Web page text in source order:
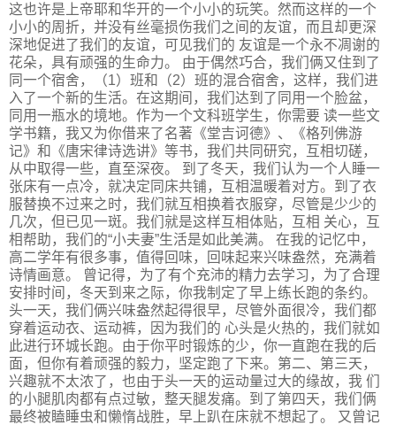
这也许是上帝耶和华开的一个小小的玩笑。然而这样的一个
小小的周折，并没有丝毫损伤我们之间的友谊，而且却更深
深地促进了我们的友谊，可见我们的 友谊是一个永不凋谢的
花朵，具有顽强的生命力。 由于偶然巧合，我们俩又住到了
同一个宿舍，（1）班和（2）班的混合宿舍，这样，我们进
入了一个新的生活。在这期间，我们达到了同用一个脸盆，
同用一瓶水的境地。作为一个文科班学生，你需要 读一些文
学书籍，我又为你借来了名著《堂吉诃德》、《格列佛游
记》和《唐宋律诗选讲》等书，我们共同研究，互相切磋，
从中取得一些，直至深夜。 到了冬天，我们认为一个人睡一
张床有一点冷，就决定同床共铺，互相温暖着对方。到了衣
服替换不过来之时，我们就互相换着衣服穿，尽管是少少的
几次，但已见一斑。我们就是这样互相体贴，互相 关心，互
相帮助，我们的“小夫妻”生活是如此美满。 在我的记忆中，
高二学年有很多事，值得回味，回味起来兴味盎然，充满着
诗情画意。 曾记得，为了有个充沛的精力去学习，为了合理
安排时间，冬天到来之际，你我制定了早上练长跑的条约。
头一天，我们俩兴味盎然起得很早，尽管外面很冷，我们都
穿着运动衣、运动裤，因为我们的 心头是火热的，我们就如
此进行环城长跑。由于你平时锻炼的少，你一直跑在我的后
面，但你有着顽强的毅力，坚定跑了下来。第二、第三天，
兴趣就不太浓了，也由于头一天的运动量过大的缘故，我 们
的小腿肌肉都有点过敏，整天腿发痛。到了第四天，我们俩
最终被瞌睡虫和懒惰战胜，早上趴在床就不想起了。 又曾记